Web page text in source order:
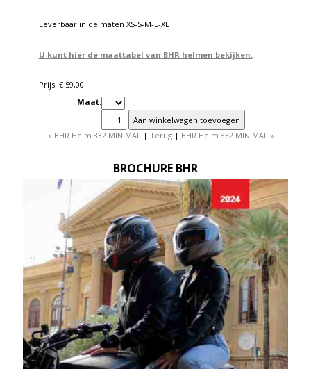
Leverbaar in de maten XS-S-M-L-XL
U kunt hier de maattabel van BHR helmen bekijken.
Prijs: € 59,00
Maat:
« BHR Helm 832 MINIMAL| Terug| BHR Helm 832 MINIMAL »
BROCHURE BHR